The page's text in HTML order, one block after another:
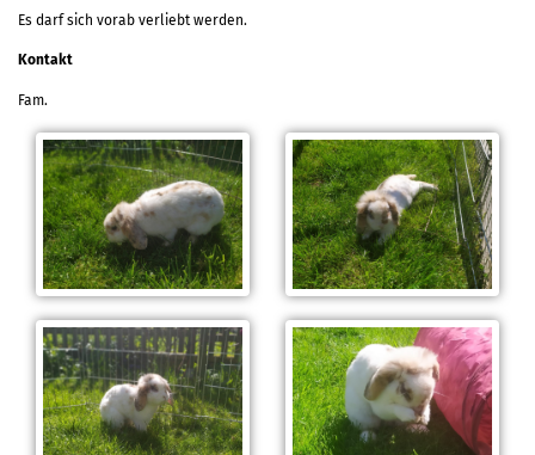
Es darf sich vorab verliebt werden.
Kontakt
Fam.